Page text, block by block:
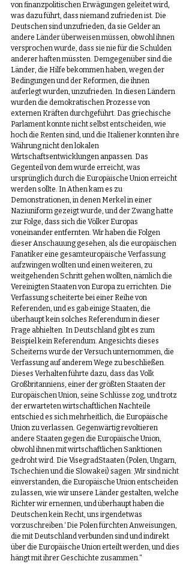
von finanzpolitischen Erwägungen geleitet wird,
was dazu führt, dass niemand zufrieden ist. Die
Deutschen sind unzufrieden, da sie Gelder an
andere Länder überweisen müssen, obwohl ihnen
versprochen wurde, dass sie nie für die Schulden
anderer haften müssten. Demgegenüber sind die
Länder, die Hilfe bekommen haben, wegen der
Bedingungen und der Reformen, die ihnen
auferlegt wurden, unzufrieden. In diesen Ländern
wurden die demokratischen Prozesse von
externen Kräften durchgeführt. Das griechische
Parlament konnte nicht selbst entscheiden, wie
hoch die Renten sind, und die Italiener konnten ihre
Währung nicht den lokalen
Wirtschaftsentwicklungen anpassen. Das
Gegenteil von dem wurde erreicht, was
ursprünglich durch die Europäische Union erreicht
werden sollte. In Athen kam es zu
Demonstrationen, in denen Merkel in einer
Naziuniform gezeigt wurde, und der Zwang hatte
zur Folge, dass sich die Völker Europas
voneinander entfernten. Wir haben die Folgen
dieser Anschauung gesehen, als die europäischen
Fanatiker eine gesamteuropäische Verfassung
aufzwingen wollten und einen weiteren, zu
weitgehenden Schritt gehen wollten, nämlich die
Vereinigten Staaten von Europa zu errichten. Die
Verfassung scheiterte bei einer Reihe von
Referenden, und es gab einige Staaten, die
überhaupt kein solches Referendum in dieser
Frage abhielten. In Deutschland gibt es zum
Beispiel kein Referendum. Angesichts dieses
Scheiterns wurde der Versuch unternommen, die
Verfassung auf anderem Wege zu beschließen.
Dieses Verhalten führte dazu, dass das Volk
Großbritanniens, einer der größten Staaten der
Europäischen Union, seine Schlüsse zog, und trotz
der erwarteten wirtschaftlichen Nachteile
entschied es sich mehrheitlich, die Europäische
Union zu verlassen. Gegenwärtig revoltieren
andere Staaten gegen die Europäische Union,
obwohl ihnen mit wirtschaftlichen Sanktionen
gedroht wird. Die VisegradStaaten (Polen, Ungarn,
Tschechien und die Slowakei) sagen: ‚Wir sind nicht
einverstanden, die Europäische Union entscheiden
zu lassen, wie wir unsere Länder gestalten, welche
Richter wir ernennen, und überhaupt haben die
Deutschen kein Recht, uns irgendetwas
vorzuschreiben.‘ Die Polen fürchten Anweisungen,
die mit Deutschland verbunden sind und indirekt
über die Europäische Union erteilt werden, und dies
hängt mit ihrer Geschichte zusammen.“